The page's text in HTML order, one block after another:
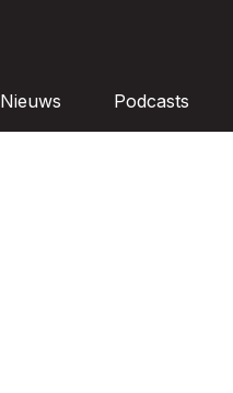
Nieuws Podcasts